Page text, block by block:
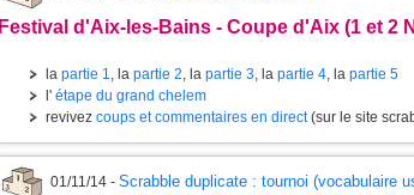
Festival d'Aix-les-Bains - Coupe d'Aix (1 et 2
la partie 1, la partie 2, la partie 3, la partie 4, la partie 5
l' étape du grand chelem
revivez coups et commentaires en direct(sur le site
01/11/14 - Scrabble duplicate : tournoi (vocabulaire